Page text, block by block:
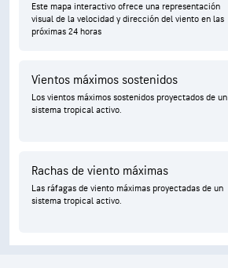
Este mapa interactivo ofrece una representación
visual de la velocidad y dirección del viento en las
próximas 24 horas
Vientos máximos sostenidos
Los vientos máximos sostenidos proyectados de un
sistema tropical activo.
Rachas de viento máximas
Las ráfagas de viento máximas proyectadas de un
sistema tropical activo.